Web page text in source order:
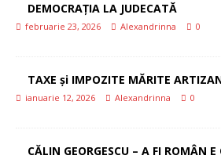
DEMOCRAȚIA LA JUDECATĂ
februarie 23, 2026 Alexandrinna 0
TAXE și IMPOZITE MĂRITE
ianuarie 12, 2026 Alexandrinna 0
CĂLIN GEORGESCU – A FI ROMÂN E